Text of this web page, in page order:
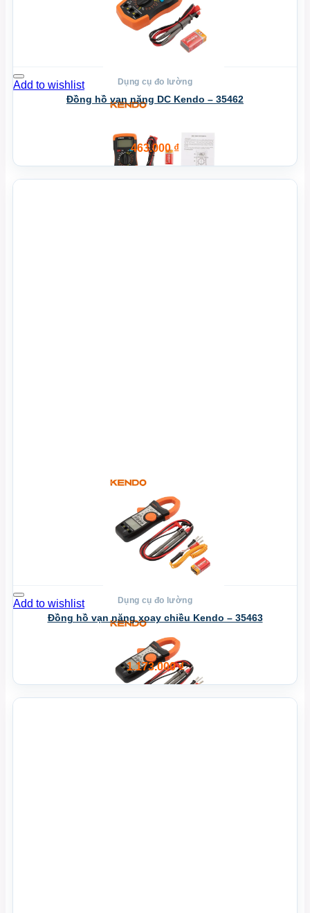
Add to wishlist Dụng cụ đo lường
Đồng hồ vạn năng DC Kendo – 35462
463.000₫
Add to wishlist Dụng cụ đo lường
Đồng hồ vạn năng xoay chiều Kendo – 35463
1.173.000₫